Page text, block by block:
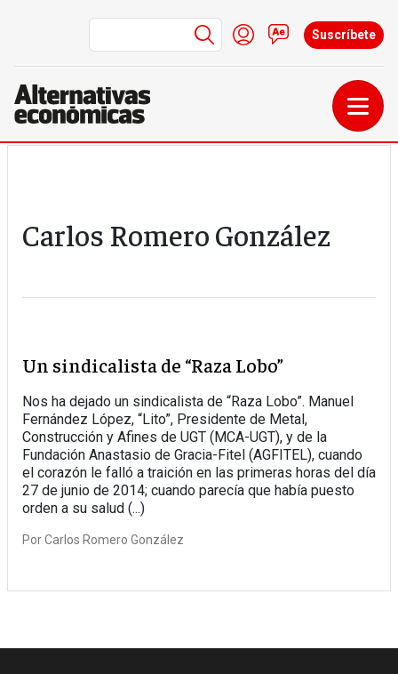
Menú de cuenta de
Iniciar sesión
Contacto
Suscríbete
Carlos Romero González
Un sindicalista de “Raza Lobo”
Nos ha dejado un sindicalista de “Raza Lobo”. Manuel
Fernández López, “Lito”, Presidente de Metal,
Construcción y Afines de UGT (MCA-UGT), y de la
Fundación Anastasio de Gracia-Fitel (AGFITEL), cuando
el corazón le falló a traición en las primeras horas del día
27 de junio de 2014; cuando parecía que había puesto
orden a su salud (...)
PorCarlos Romero González